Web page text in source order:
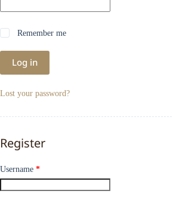
Remember me
Log in
Lost your password?
Register
Username *